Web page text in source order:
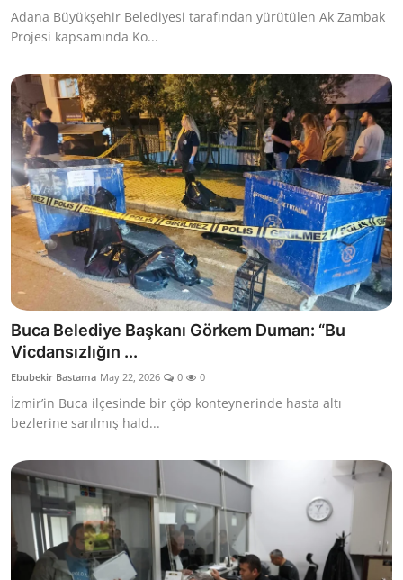
Adana Büyükşehir Belediyesi tarafından yürütülen Ak Zambak
Projesi kapsamında Ko...
Buca Belediye Başkanı Görkem Duman: “Bu
Vicdansızlığın ...
Ebubekir Bastama May 22, 2026 0 0
İzmir’in Buca ilçesinde bir çöp konteynerinde hasta altı
bezlerine sarılmış hald...